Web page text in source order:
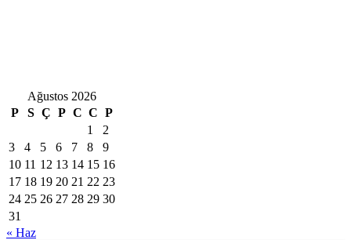
Ağustos 2026
P
S Ç P C C P
1
2
3
4 5 6 7 8
9
10 11 12 13 14 15 16
17 18 19 20 21 22 23
24 25 26 27 28 29 30
31
« Haz